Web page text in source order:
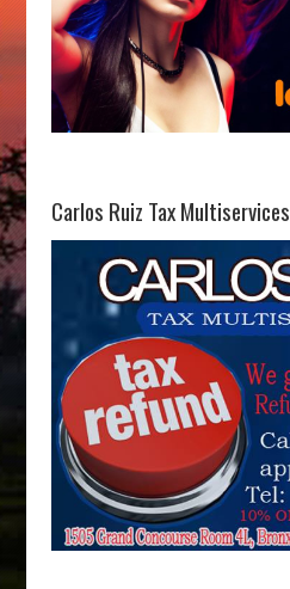
Carlos Ruiz Tax Multiservices